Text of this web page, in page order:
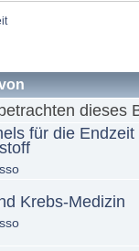
dieses
für die
Krebs-Medizin